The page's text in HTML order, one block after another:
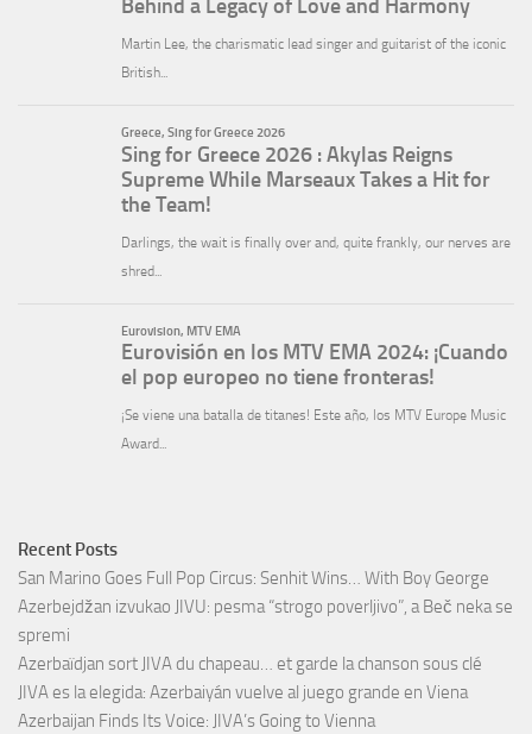
Recent Posts
San Marino Goes Full Pop Circus: Senhit Wins… With Boy George
Azerbejdžan izvukao JIVU: pesma “strogo poverljivo”, a Beč neka se
spremi
Azerbaïdjan sort JIVA du chapeau… et garde la chanson sous clé
JIVA es la elegida: Azerbaiyán vuelve al juego grande en Viena
Azerbaijan Finds Its Voice: JIVA’s Going to Vienna